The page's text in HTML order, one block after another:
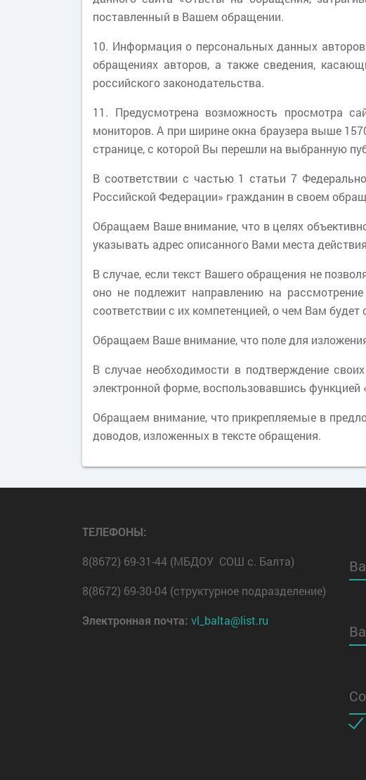
поставленный в Вашем обращении.
10. Информация о персональных данных
обращениях авторов, а также сведения,
российского законодательства.
11. Предусмотрена возможность просмотра
мониторов. А при ширине окна браузера выше
странице, с которой Вы перешли на выбранную
В соответствии с частью 1 статьи 7
Российской Федерации» гражданин в своем
Обращаем Ваше внимание, что в целях
указывать адрес описанного Вами места
В случае, если текст Вашего обращения не
оно не подлежит направлению на
соответствии с их компетенцией, о чем Вам
Обращаем Ваше внимание, что поле для
В случае необходимости в подтверждение
электронной форме, воспользовавшись функцией
Обращаем внимание, что прикрепляемые в
доводов, изложенных в тексте обращения.
ТЕЛЕФОНЫ:
8(8672) 69-31-44 (МБДОУ СОШ с. Балта)
8(8672) 69-30-04 (структурное подразделение)
Электронная почта: vl_balta@list.ru